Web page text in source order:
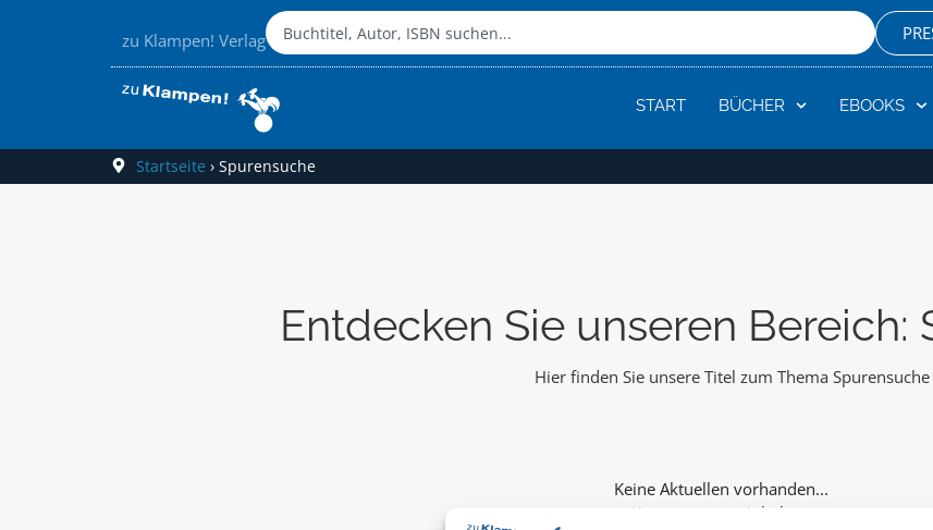
zu Klampen! Verlag
START BÜCHER EBOOKS
Startseite › Spurensuche
Entdecken Sie unseren Bereich:
Hier finden Sie unsere Titel zum Thema Spurensuche
Keine weiteren Inhalte...